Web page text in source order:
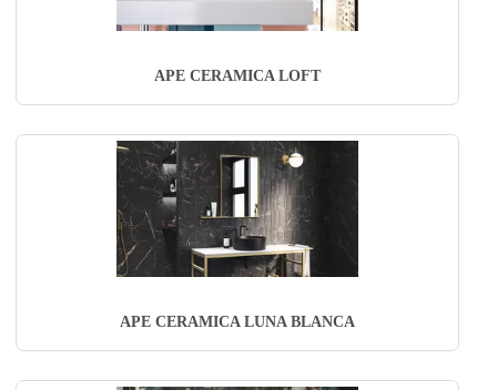
APE CERAMICA LOFT
APE CERAMICA LUNA BLANCA